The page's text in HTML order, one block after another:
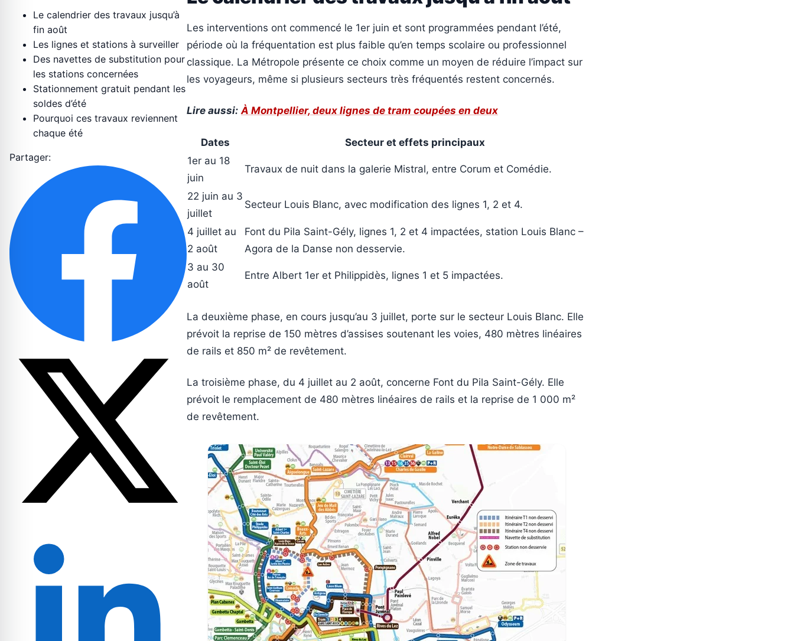
Le calendrier des travaux jusqu’à
fin août
Les lignes et stations à surveiller
Des navettes de substitution pour
les stations concernées
Stationnement gratuit pendant les
soldes d’été
Pourquoi ces travaux reviennent
chaque été
Partager:
Les interventions ont commencé le 1er juin et sont programmées pendant l’été,
période où la fréquentation est plus faible qu’en temps scolaire ou professionnel
classique. La Métropole présente ce choix comme un moyen de réduire l’impact sur
les voyageurs, même si plusieurs secteurs très fréquentés restent concernés.
Lire aussi: À Montpellier, deux lignes de tram coupées en deux
Dates
Secteur et effets principaux
1er au 18
juin
Travaux de nuit dans la galerie Mistral, entre Corum et Comédie.
22 juin au 3
juillet
Secteur Louis Blanc, avec modification des lignes 1, 2 et 4.
4 juillet au
2 août
Font du Pila Saint-Gély, lignes 1, 2 et 4 impactées, station Louis Blanc –
Agora de la Danse non desservie.
3 au 30
août
Entre Albert 1er et Philippidès, lignes 1 et 5 impactées.
La deuxième phase, en cours jusqu’au 3 juillet, porte sur le secteur Louis Blanc. Elle
prévoit la reprise de 150 mètres d’assises soutenant les voies, 480 mètres linéaires
de rails et 850 m² de revêtement.
La troisième phase, du 4 juillet au 2 août, concerne Font du Pila Saint-Gély. Elle
prévoit le remplacement de 480 mètres linéaires de rails et la reprise de 1 000 m²
de revêtement.